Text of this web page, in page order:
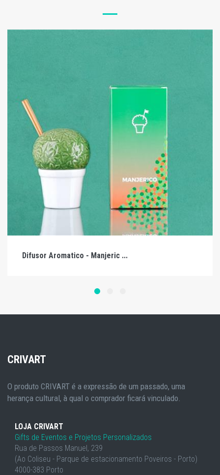
Difusor Aromatico - Manjeric ...
CRIVART
O produto CRIVART é a expressão de um passado, uma
herança cultural, à qual o comprador ficará vinculado.
LOJA CRIVART
Gifts de Eventos e Projetos Personalizados
Rua de Passos Manuel, 239
(Ao Coliseu - Parque de estacionamento Poveiros - Porto)
4000-383 Porto